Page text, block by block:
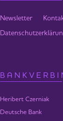
20:30-
Sonntag
Ort:
Newsletter
Heribert Czerniak
Deutsche Bank